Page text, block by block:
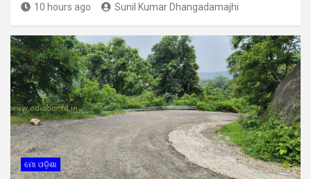
10 hours ago Sunil Kumar Dhangadamajhi
ମୋ ଓଡ଼ିଶା